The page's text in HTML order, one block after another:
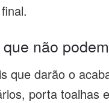
não
que darão o
porta toalhas